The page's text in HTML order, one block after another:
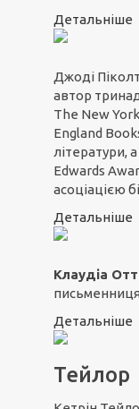
Детальніше
Джоді
автор
The New
England
літератури,
Edwards
асоціацією
Детальніше
Клаудіа Отт
Детальніше
Тейлор